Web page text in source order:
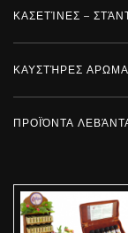
ΚΑΣΕΤΊΝΕΣ –
ΚΑΥΣΤΉΡΕΣ
ΠΡΟΪΌΝΤΑ